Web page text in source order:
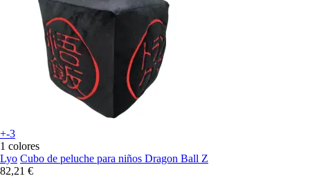
+-3
1 colores
Lyo Cubo de peluche para niños Dragon Ball Z
82,21 €